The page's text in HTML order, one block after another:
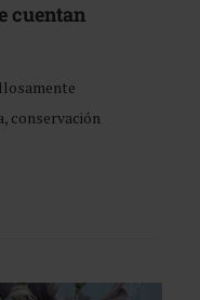
cuentan
conservación